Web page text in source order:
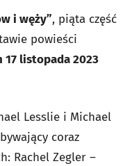
i węży”, piąta część
powieści
listopada 2023
Lesslie i Michael
coraz
Rachel Zegler –